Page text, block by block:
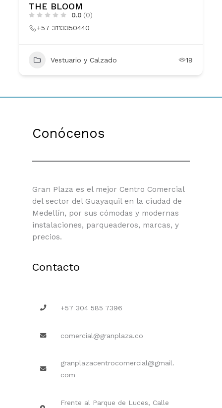
THE BLOOM
0.0 (0)
+57 3113350440
Vestuario y Calzado 19
Conócenos
Gran Plaza es el mejor Centro Comercial
del sector del Guayaquil en la ciudad de
Medellín, por sus cómodas y modernas
instalaciones, parqueaderos, marcas, y
precios.
Contacto
+57 304 585 7396
comercial@granplaza.co
granplazacentrocomercial@gmail.
com
Frente al Parque de Luces, Calle